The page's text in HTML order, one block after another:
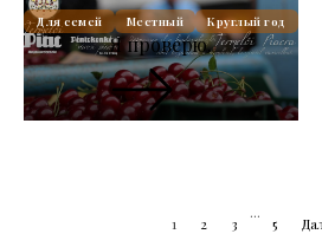
Для семей Местный Круглый год
Я проверю.
1 2 3
...
5